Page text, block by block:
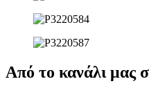
Από το κανάλι μας